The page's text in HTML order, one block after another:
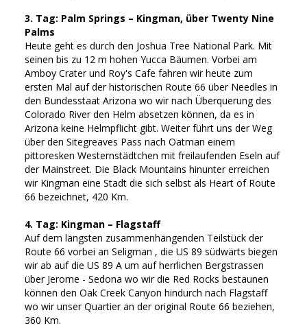
3. Tag: Palm Springs – Kingman, über Twenty Nine
Palms
Heute geht es durch den Joshua Tree National Park. Mit
seinen bis zu 12 m hohen Yucca Bäumen. Vorbei am
Amboy Crater und Roy's Cafe fahren wir heute zum
ersten Mal auf der historischen Route 66 über Needles in
den Bundesstaat Arizona wo wir nach Überquerung des
Colorado River den Helm absetzen können, da es in
Arizona keine Helmpflicht gibt. Weiter führt uns der Weg
über den Sitegreaves Pass nach Oatman einem
pittoresken Westernstädtchen mit freilaufenden Eseln auf
der Mainstreet. Die Black Mountains hinunter erreichen
wir Kingman eine Stadt die sich selbst als Heart of Route
66 bezeichnet, 420 Km.
4. Tag: Kingman – Flagstaff
Auf dem längsten zusammenhängenden Teilstück der
Route 66 vorbei an Seligman , die US 89 südwärts biegen
wir ab auf die US 89 A um auf herrlichen Bergstrassen
über Jerome - Sedona wo wir die Red Rocks bestaunen
können den Oak Creek Canyon hindurch nach Flagstaff
wo wir unser Quartier an der original Route 66 beziehen,
360 Km.